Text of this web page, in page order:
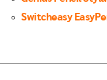
Switcheasy